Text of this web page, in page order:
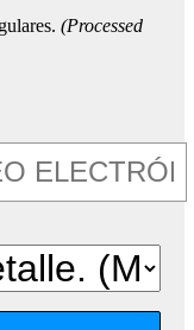
(Processed